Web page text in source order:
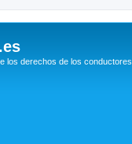
los derechos de los